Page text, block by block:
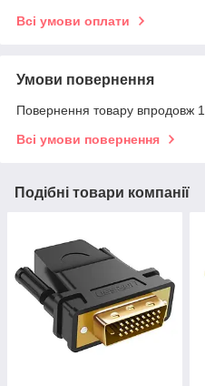
Всі умови оплати
Умови повернення
Повернення товару впродовж
Всі умови повернення
Подібні товари компанії